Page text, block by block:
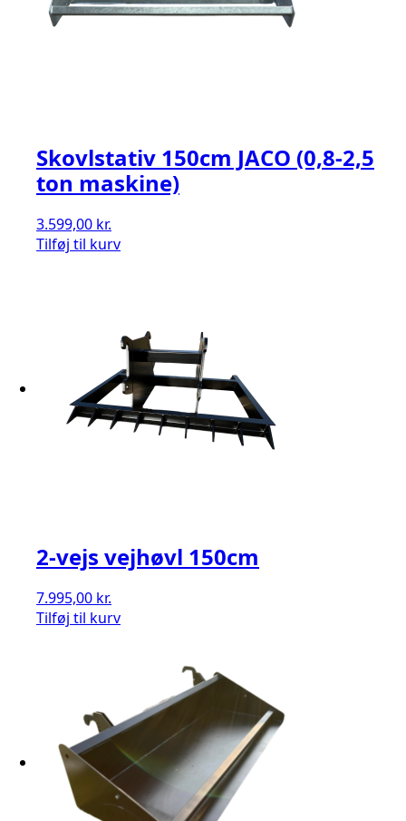
Skovlstativ 150cm JACO (0,8-2,5
ton maskine)
3.599,00 kr.
Tilføj til kurv
2-vejs vejhøvl 150cm
7.995,00 kr.
Tilføj til kurv